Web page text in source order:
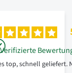
Verifizierte
top, schnell geliefert.